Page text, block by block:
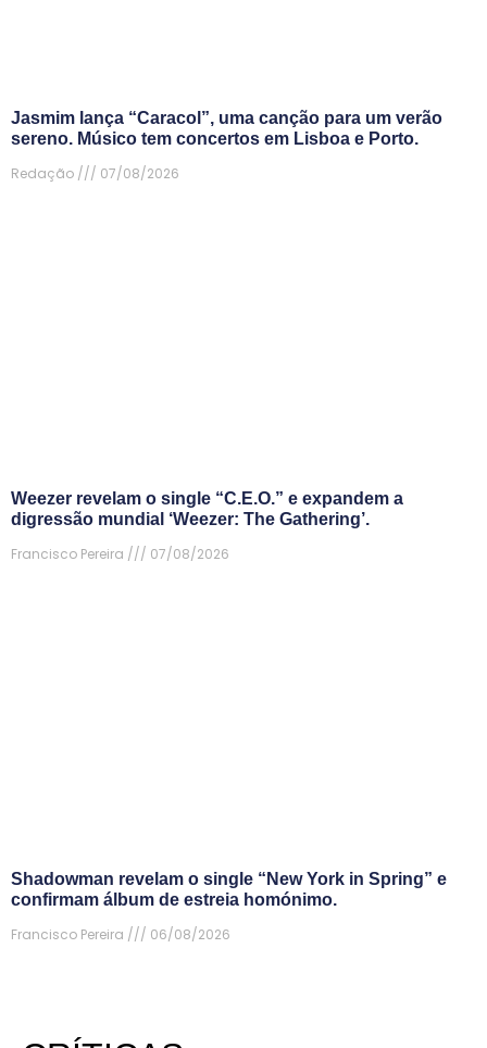
Jasmim lança “Caracol”, uma canção para um verão
sereno. Músico tem concertos em Lisboa e Porto.
Redação
07/08/2026
Weezer revelam o single “C.E.O.” e expandem a
digressão mundial ‘Weezer: The Gathering’.
Francisco Pereira
07/08/2026
Shadowman revelam o single “New York in Spring” e
confirmam álbum de estreia homónimo.
Francisco Pereira
06/08/2026